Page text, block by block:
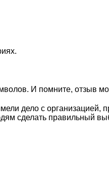
И помните, отзыв
дело с организацией,
сделать правильный